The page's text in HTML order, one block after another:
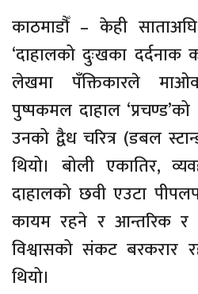
काठमाडौँ – केही
‘दाहालको दुःखका दर्दनाक
लेखमा पँक्तिकारले
पुष्पकमल दाहाल
उनको द्वैध चरित्र (डबल
थियो। बोली एकातिर,
दाहालको छवी एउटा
कायम रहने र आन्तरिक र
विश्वासको संकट
थियो।